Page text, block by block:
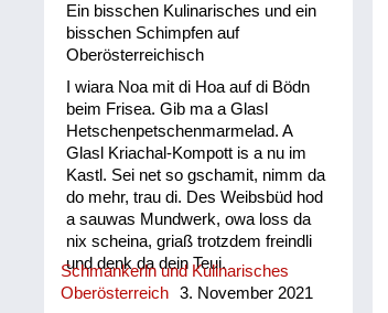
Ein bisschen Kulinarisches und ein
bisschen Schimpfen auf
Oberösterreichisch
I wiara Noa mit di Hoa auf di Bödn
beim Frisea. Gib ma a Glasl
Hetschenpetschenmarmelad. A
Glasl Kriachal-Kompott is a nu im
Kastl. Sei net so gschamit, nimm da
do mehr, trau di. Des Weibsbüd hod
a sauwas Mundwerk, owa loss da
nix scheina, griaß trotzdem freindli
und denk da dein Teui.
Schmankerln und Kulinarisches
Oberösterreich
3. November 2021